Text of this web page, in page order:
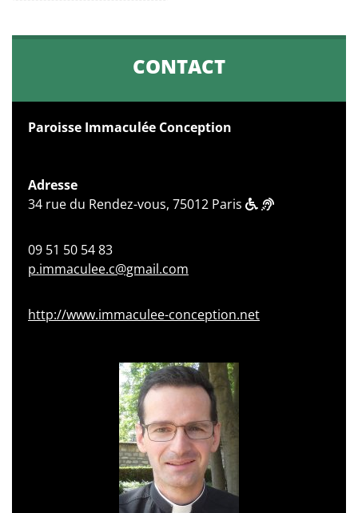
CONTACT
Paroisse Immaculée Conception
Adresse
34 rue du Rendez-vous, 75012 Paris
09 51 50 54 83
p.immaculee.c@gmail.com
http://www.immaculee-conception.net